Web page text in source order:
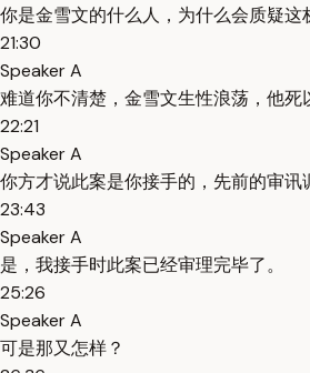
你是金雪文的什么人，为什么会质疑这
21:30
Speaker A
难道你不清楚，金雪文生性浪荡，他
22:21
Speaker A
你方才说此案是你接手的，先前的审讯
23:43
Speaker A
是，我接手时此案已经审理完毕了。
25:26
Speaker A
可是那又怎样？